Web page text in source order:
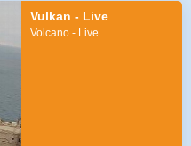
Vulkan - Live
Volcano - Live